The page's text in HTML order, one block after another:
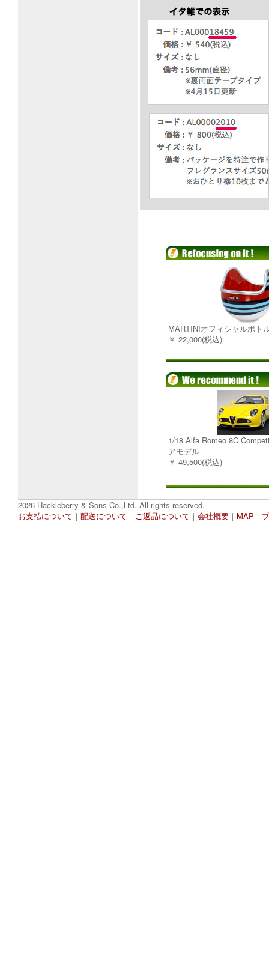
MARTINIオフィシャルボト
￥ 22,000(税込)
1/18 Alfa Romeo 8C
アモデル
￥ 49,500(税込)
2026 Hackleberry & Sons Co.,Ltd. All rights reserved.
お支払について ｜ 配送について ｜ ご返品について ｜ 会社概要 ｜ MAP ｜